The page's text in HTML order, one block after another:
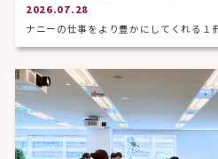
2026.07.28
ナニーの仕事をより豊かにしてくれる